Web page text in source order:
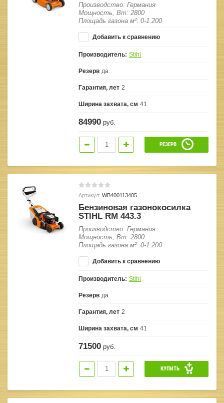
Производство: Германия
Мощность, Вт: 2800
Площадь газона м²: 0-1.200
Добавить к сравнению
Производитель: Stihl
Резерв да
Гарантия, лет 2
Ширина захвата, см 41
84990 руб.
РЕЗЕРВ
Артикул: WB400113405
Бензиновая газонокосилка
STIHL RM 443.3
Производство: Германия
Мощность, Вт: 2800
Площадь газона м²: 0-1.200
Добавить к сравнению
Производитель: Stihl
Резерв да
Гарантия, лет 2
Ширина захвата, см 41
71500 руб.
КУПИТЬ